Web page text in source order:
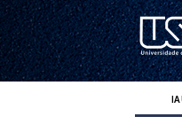
Pular
para
o